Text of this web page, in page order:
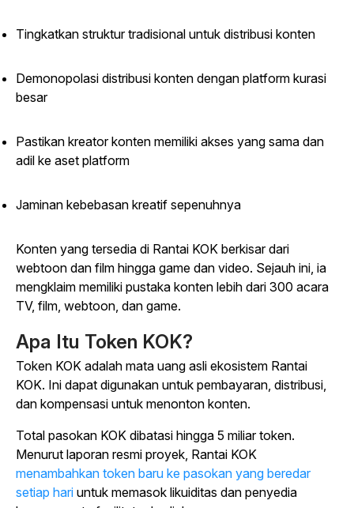
Tingkatkan struktur tradisional untuk distribusi konten
Demonopolasi distribusi konten dengan platform kurasi
besar
Pastikan kreator konten memiliki akses yang sama dan
adil ke aset platform
Jaminan kebebasan kreatif sepenuhnya
Konten yang tersedia di Rantai KOK berkisar dari
webtoon dan film hingga game dan video. Sejauh ini, ia
mengklaim memiliki pustaka konten lebih dari 300 acara
TV, film, webtoon, dan game.
Apa Itu Token KOK?
Token KOK adalah mata uang asli ekosistem Rantai
KOK. Ini dapat digunakan untuk pembayaran, distribusi,
dan kompensasi untuk menonton konten.
Total pasokan KOK dibatasi hingga 5 miliar token.
Menurut laporan resmi proyek, Rantai KOK
menambahkan token baru ke pasokan yang beredar
setiap hari untuk memasok likuiditas dan penyedia